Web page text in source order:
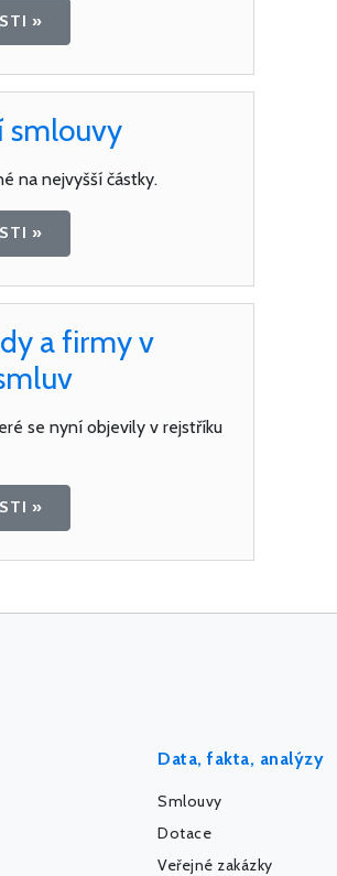
»
smlouvy
na nejvyšší částky.
»
a firmy v
se nyní objevily v rejstříku
»
Data, fakta, analýzy
Smlouvy
Dotace
Veřejné zakázky